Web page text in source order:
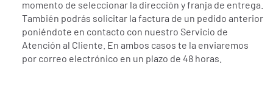
momento de seleccionar la dirección y franja de entrega.
También podrás solicitar la factura de un pedido anterior
poniéndote en contacto con nuestro Servicio de
Atención al Cliente. En ambos casos te la enviaremos
por correo electrónico en un plazo de 48 horas.